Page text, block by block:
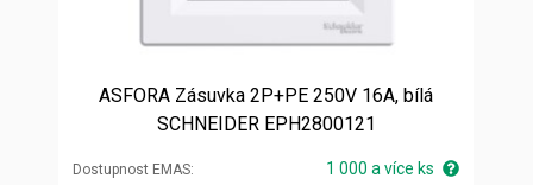
ASFORA Zásuvka 2P+PE 250V 16A, bílá
SCHNEIDER EPH2800121
Dostupnost EMAS 1 000 a více ks